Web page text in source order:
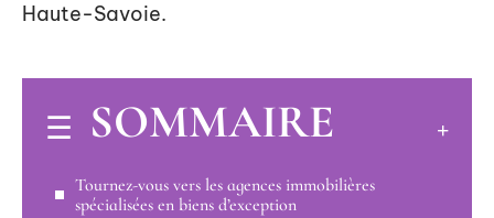
Haute-Savoie.
SOMMAIRE
Tournez-vous vers les agences immobilières
spécialisées en biens d’exception